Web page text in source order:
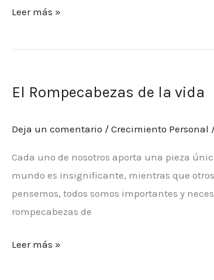
negocios
Leer más »
El Rompecabezas de la vida
Deja un comentario / Crecimiento Personal
Cada uno de nosotros aporta una pieza
mundo es insignificante, mientras que
pensemos, todos somos importantes y
rompecabezas de
de
vida
Leer más »